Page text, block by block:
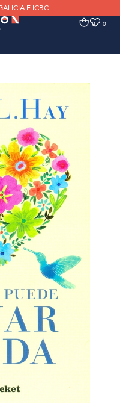
E ICBC
0 0